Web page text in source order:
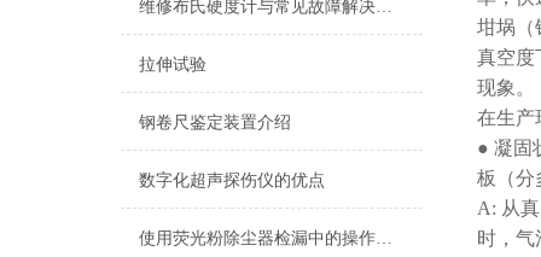
维修布氏硬度计与常见故障解决方法
拉伸试验
钢卷尺鉴定装置介绍
数字化超声探伤仪的优点
使用荧光粉除尘器检漏中的操作指南点击次数
坩埚（
真空度
现象。
在生产
● 凝固
板（分
A: 从
时，气